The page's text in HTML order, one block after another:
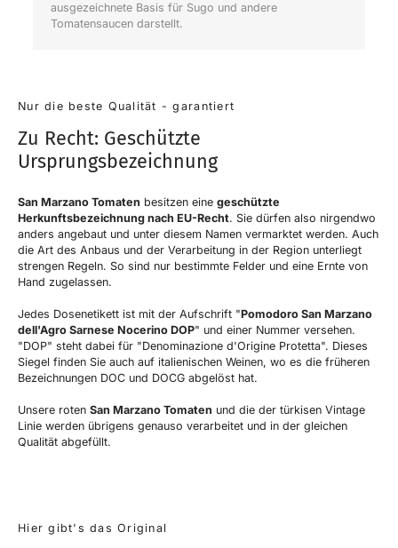
ausgezeichnete Basis für Sugo und andere
Tomatensaucen darstellt.
Nur die beste Qualität - garantiert
Zu Recht: Geschützte
Ursprungsbezeichnung
San Marzano Tomaten besitzen eine geschützte
Herkunftsbezeichnung nach EU-Recht. Sie dürfen also nirgendwo
anders angebaut und unter diesem Namen vermarktet werden. Auch
die Art des Anbaus und der Verarbeitung in der Region unterliegt
strengen Regeln. So sind nur bestimmte Felder und eine Ernte von
Hand zugelassen.
Jedes Dosenetikett ist mit der Aufschrift "Pomodoro San Marzano
dell'Agro Sarnese Nocerino DOP" und einer Nummer versehen.
"DOP" steht dabei für "Denominazione d'Origine Protetta". Dieses
Siegel finden Sie auch auf italienischen Weinen, wo es die früheren
Bezeichnungen DOC und DOCG abgelöst hat.
Unsere roten San Marzano Tomaten und die der türkisen Vintage
Linie werden übrigens genauso verarbeitet und in der gleichen
Qualität abgefüllt.
Hier gibt's das Original